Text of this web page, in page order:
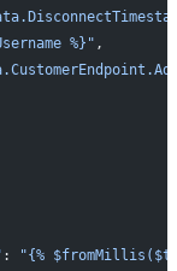
%}" ,
:
"{%